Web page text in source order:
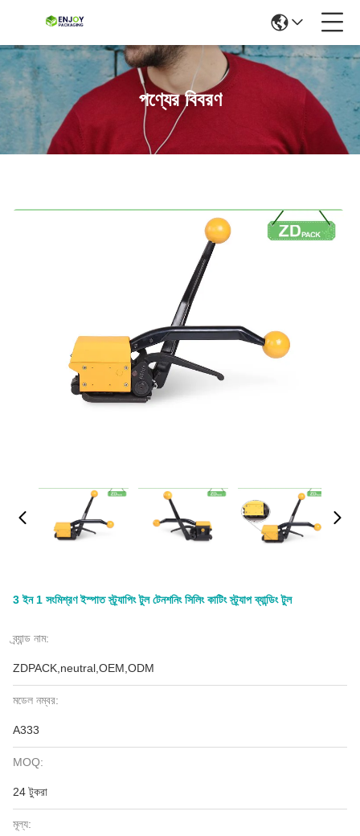
পণ্যের বিবরণ
3 ইন 1 সংমিশ্রণ ইস্পাত স্ট্র্যাপিং টুল টেনশনিং সিলিং কাটিং স্ট্র্যাপ ব্যান্ডিং টুল
ব্র্যান্ড নাম:
ZDPACK,neutral,OEM,ODM
মডেল নম্বর:
A333
MOQ:
24 টুকরা
মূল্য: